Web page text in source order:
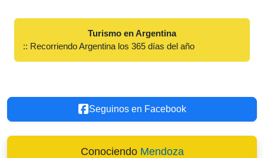
Turismo en Argentina
:: Recorriendo Argentina los 365 días del año
Seguinos en Facebook
Conociendo Mendoza